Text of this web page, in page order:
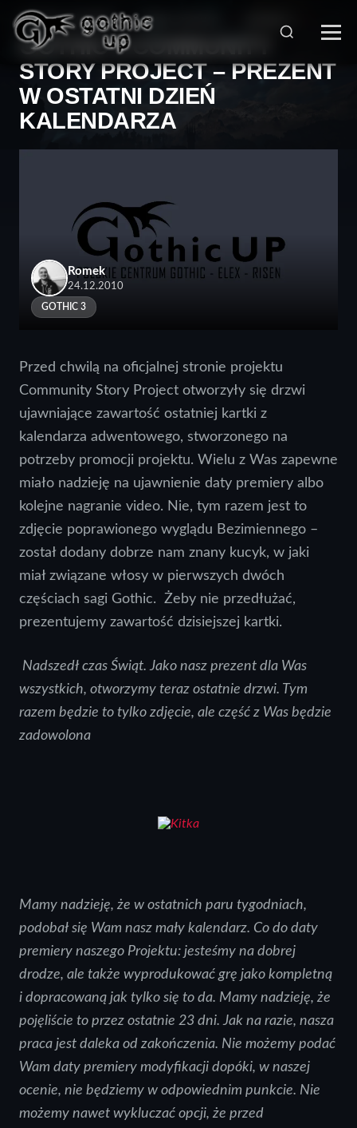
STRONA GŁÓWNA > SERIA GOTHIC
GOTHIC 3 COMMUNITY
STORY PROJECT – PREZENT
W OSTATNI DZIEŃ
KALENDARZA
Romek
24.12.2010
GOTHIC 3
Przed chwilą na oficjalnej stronie projektu
Community Story Project otworzyły się drzwi
ujawniające zawartość ostatniej kartki z
kalendarza adwentowego, stworzonego na
potrzeby promocji projektu. Wielu z Was zapewne
miało nadzieję na ujawnienie daty premiery albo
kolejne nagranie video. Nie, tym razem jest to
zdjęcie poprawionego wyglądu Bezimiennego –
został dodany dobrze nam znany kucyk, w jaki
miał związane włosy w pierwszych dwóch
częściach sagi Gothic. Żeby nie przedłużać,
prezentujemy zawartość dzisiejszej kartki.
Nadszedł czas Świąt. Jako nasz prezent dla Was
wszystkich, otworzymy teraz ostatnie drzwi. Tym
razem będzie to tylko zdjęcie, ale część z Was będzie
zadowolona
Mamy nadzieję, że w ostatnich paru tygodniach,
podobał się Wam nasz mały kalendarz. Co do daty
premiery naszego Projektu: jesteśmy na dobrej
drodze, ale także wyprodukować grę jako kompletną
i dopracowaną jak tylko się to da. Mamy nadzieję, że
pojęliście to przez ostatnie 23 dni. Jak na razie, nasza
praca jest daleka od zakończenia. Nie możemy podać
Wam daty premiery modyfikacji dopóki, w naszej
ocenie, nie będziemy w odpowiednim punkcie. Nie
możemy nawet wykluczać opcji, że przed